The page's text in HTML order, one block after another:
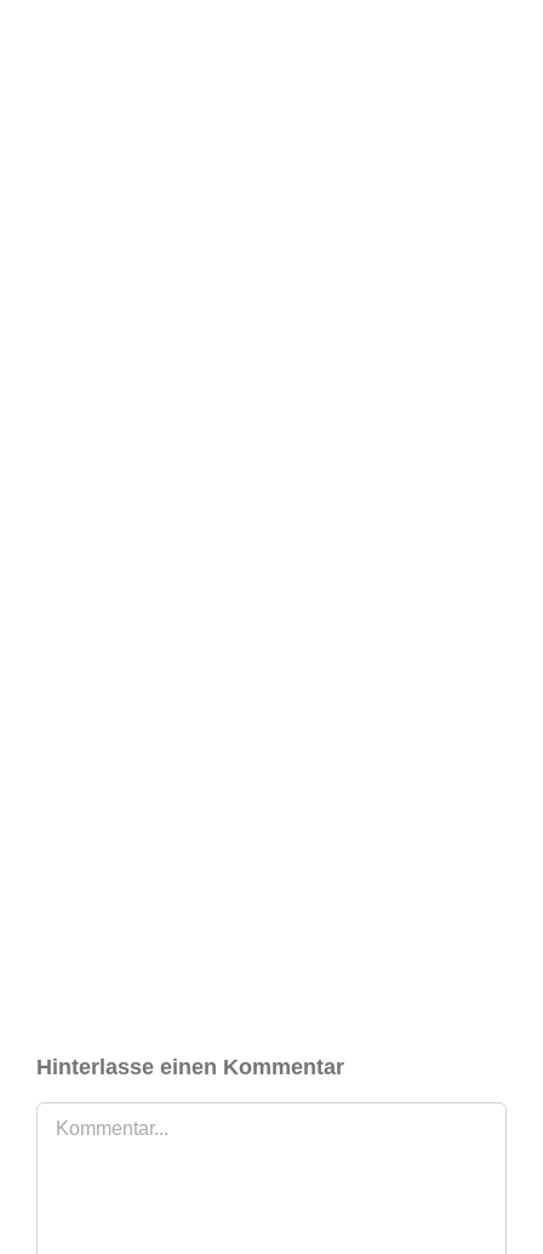
Hinterlasse einen Kommentar
Kommentar